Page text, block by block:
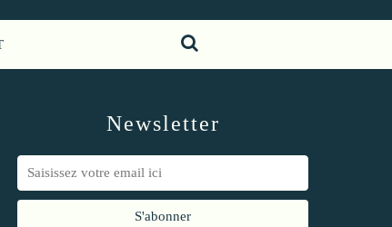
Newsletter